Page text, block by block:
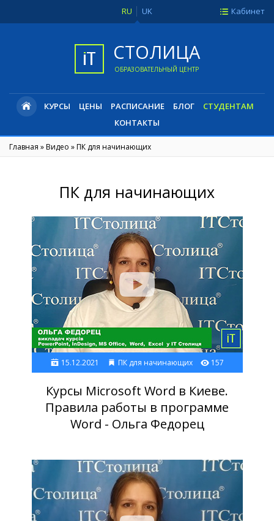
RU UK Кабинет
СТОЛИЦА
ОБРАЗОВАТЕЛЬНЫЙ ЦЕНТР
КУРСЫ ЦЕНЫ РАСПИСАНИЕ БЛОГ
СТУДЕНТАМ
КОНТАКТЫ
Главная »Видео »ПК для начинающих
ПК для начинающих
15.12.2021 ПК для начинающих 157
Курсы Microsoft Word в Киеве.
Правила работы в программе
Word - Ольга Федорец